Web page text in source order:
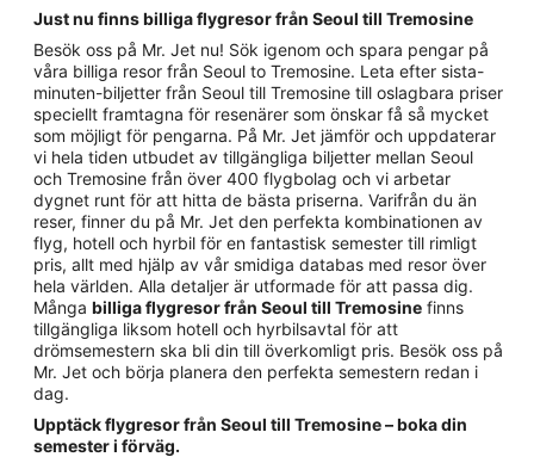
Just nu finns billiga flygresor från Seoul till Tremosine
Besök oss på Mr. Jet nu! Sök igenom och spara pengar på
våra billiga resor från Seoul to Tremosine. Leta efter sista-
minuten-biljetter från Seoul till Tremosine till oslagbara priser
speciellt framtagna för resenärer som önskar få så mycket
som möjligt för pengarna. På Mr. Jet jämför och uppdaterar
vi hela tiden utbudet av tillgängliga biljetter mellan Seoul
och Tremosine från över 400 flygbolag och vi arbetar
dygnet runt för att hitta de bästa priserna. Varifrån du än
reser, finner du på Mr. Jet den perfekta kombinationen av
flyg, hotell och hyrbil för en fantastisk semester till rimligt
pris, allt med hjälp av vår smidiga databas med resor över
hela världen. Alla detaljer är utformade för att passa dig.
Många billiga flygresor från Seoul till Tremosine finns
tillgängliga liksom hotell och hyrbilsavtal för att
drömsemestern ska bli din till överkomligt pris. Besök oss på
Mr. Jet och börja planera den perfekta semestern redan i
dag.
Upptäck flygresor från Seoul till Tremosine – boka din
semester i förväg.